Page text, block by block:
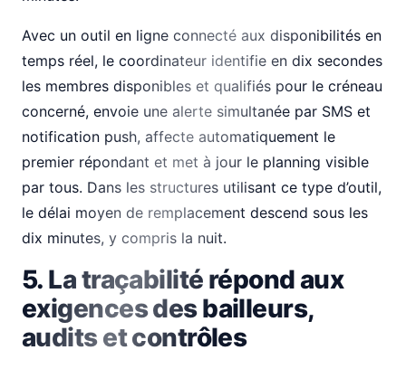
Avec un outil en ligne connecté aux disponibilités en
temps réel, le coordinateur identifie en dix secondes
les membres disponibles et qualifiés pour le créneau
concerné, envoie une alerte simultanée par SMS et
notification push, affecte automatiquement le
premier répondant et met à jour le planning visible
par tous. Dans les structures utilisant ce type d’outil,
le délai moyen de remplacement descend sous les
dix minutes, y compris la nuit.
5. La traçabilité répond aux
exigences des bailleurs,
audits et contrôles